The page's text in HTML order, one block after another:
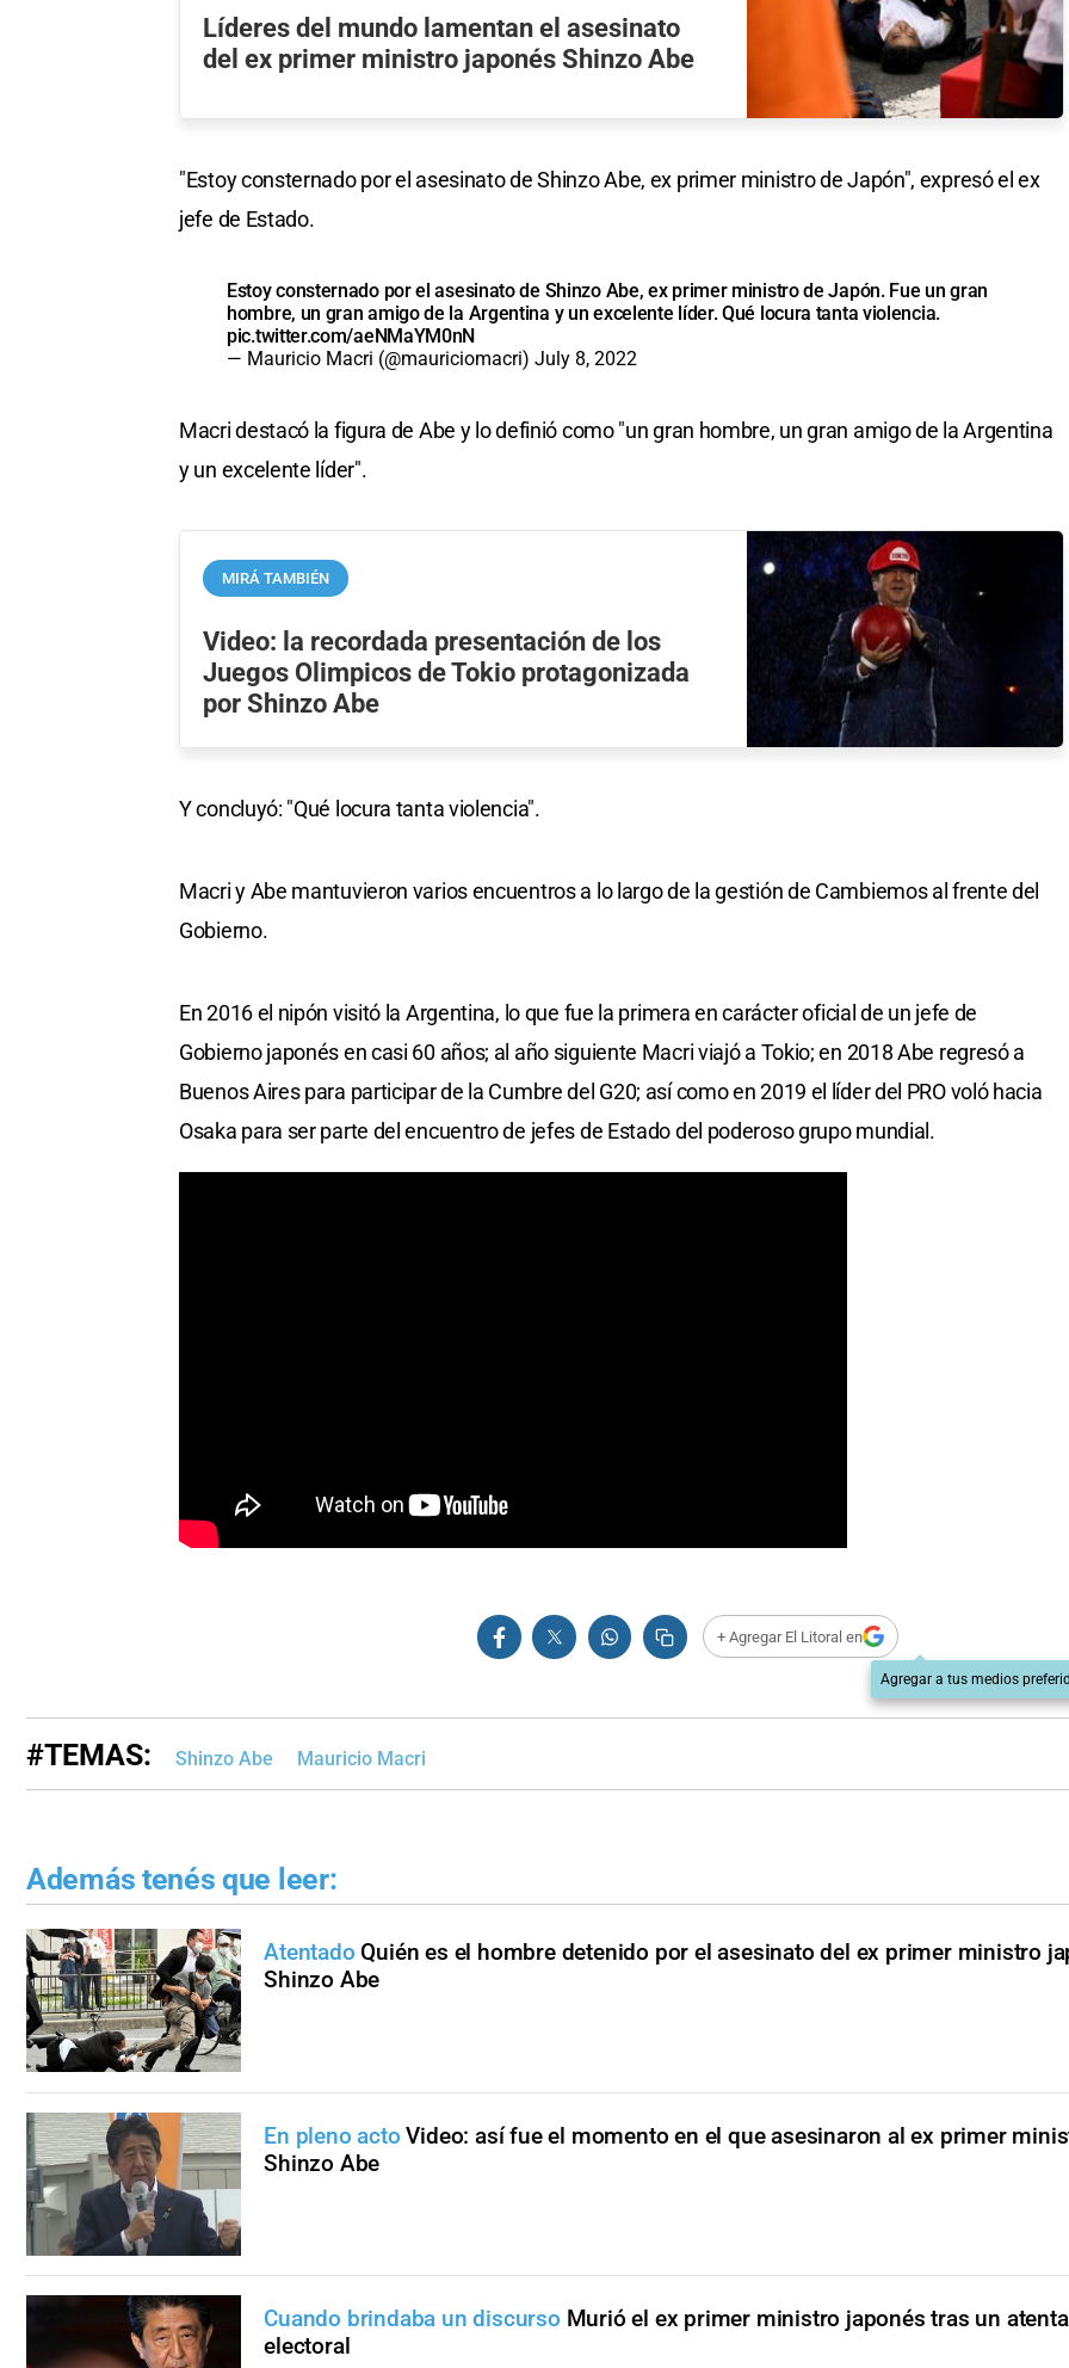
Líderes del mundo lamentan el asesinato
del ex primer ministro japonés Shinzo Abe
"Estoy consternado por el asesinato de Shinzo Abe, ex primer ministro de Japón", expresó el ex
jefe de Estado.
Estoy consternado por el asesinato de Shinzo Abe, ex primer ministro de Japón. Fue un gran
hombre, un gran amigo de la Argentina y un excelente líder. Qué locura tanta violencia.
pic.twitter.com/aeNMaYM0nN
— Mauricio Macri (@mauriciomacri) July 8, 2022
Macri destacó la figura de Abe y lo definió como "un gran hombre, un gran amigo de la Argentina
y un excelente líder".
MIRÁ TAMBIÉN
Video: la recordada presentación de los
Juegos Olimpicos de Tokio protagonizada
por Shinzo Abe
Y concluyó: "Qué locura tanta violencia".
Macri y Abe mantuvieron varios encuentros a lo largo de la gestión de Cambiemos al frente del
Gobierno.
En 2016 el nipón visitó la Argentina, lo que fue la primera en carácter oficial de un jefe de
Gobierno japonés en casi 60 años; al año siguiente Macri viajó a Tokio; en 2018 Abe regresó a
Buenos Aires para participar de la Cumbre del G20; así como en 2019 el líder del PRO voló hacia
Osaka para ser parte del encuentro de jefes de Estado del poderoso grupo mundial.
+ Agregar El Litoral en
Agregar a tus medios
#TEMAS: Shinzo Abe Mauricio Macri
Además tenés que leer:
Atentado Quién es el hombre detenido por el asesinato del ex primer ministro
Shinzo Abe
En pleno acto Video: así fue el momento en el que asesinaron al ex primer
Shinzo Abe
Cuando brindaba un discurso Murió el ex primer ministro japonés tras un
electoral